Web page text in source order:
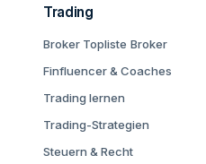
Trading
Broker Topliste Broker
Finfluencer & Coaches
Trading lernen
Trading-Strategien
Steuern & Recht